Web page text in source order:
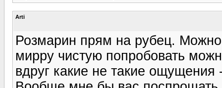
Arti
Розмарин прям на рубец.
мирру чистую попробовать
вдруг какие не такие ощущения